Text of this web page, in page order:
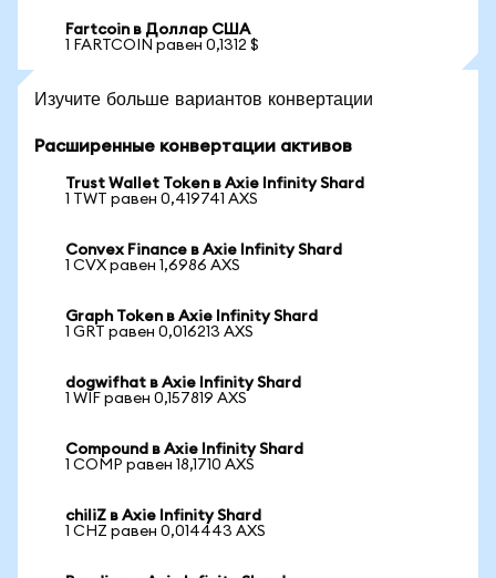
Fartcoin в Доллар США
1 FARTCOIN равен 0,1312 $
Изучите больше вариантов конвертации
Расширенные конвертации активов
Trust Wallet Token в Axie Infinity Shard
1 TWT равен 0,419741 AXS
Convex Finance в Axie Infinity Shard
1 CVX равен 1,6986 AXS
Graph Token в Axie Infinity Shard
1 GRT равен 0,016213 AXS
dogwifhat в Axie Infinity Shard
1 WIF равен 0,157819 AXS
Compound в Axie Infinity Shard
1 COMP равен 18,1710 AXS
chiliZ в Axie Infinity Shard
1 CHZ равен 0,014443 AXS